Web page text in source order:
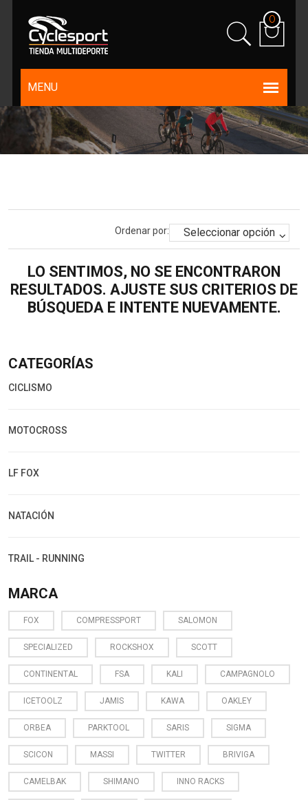
0
CATEGORÍAS
CICLISMO
MOTOCROSS
LF FOX
NATACIÓN
TRAIL - RUNNING
MARCA
FOX COMPRESSPORT SALOMON
SPECIALIZED ROCKSHOX SCOTT
CONTINENTAL FSA KALI CAMPAGNOLO
ICETOOLZ JAMIS KAWA OAKLEY
ORBEA PARKTOOL SARIS SIGMA
SCICON MASSI TWITTER BRIVIGA
CAMELBAK SHIMANO INNO RACKS
Ordenar por:
LO SENTIMOS, NO SE ENCONTRARON
RESULTADOS. AJUSTE SUS CRITERIOS DE
BÚSQUEDA E INTENTE NUEVAMENTE.